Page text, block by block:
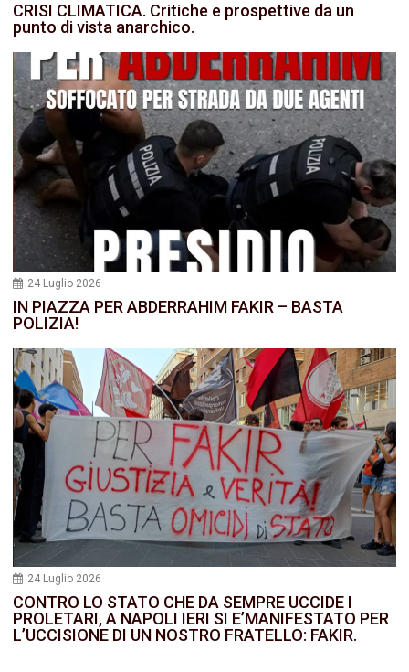
CRISI CLIMATICA. Critiche e prospettive da un
punto di vista anarchico.
24 Luglio 2026
IN PIAZZA PER ABDERRAHIM FAKIR – BASTA
POLIZIA!
24 Luglio 2026
CONTRO LO STATO CHE DA SEMPRE UCCIDE I
PROLETARI, A NAPOLI IERI SI E’MANIFESTATO PER
L’UCCISIONE DI UN NOSTRO FRATELLO: FAKIR.